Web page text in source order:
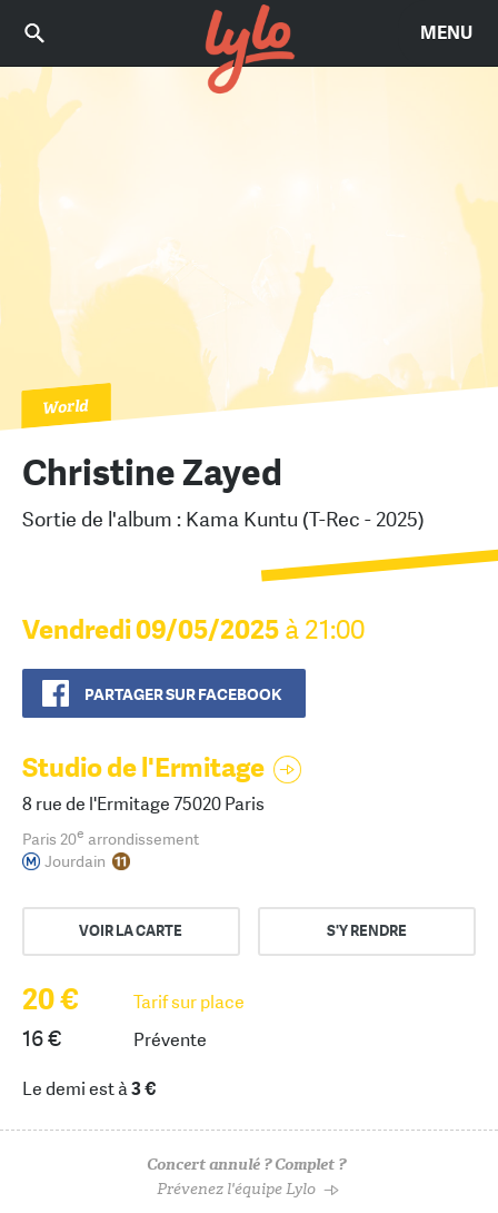
MENU
World
Christine Zayed
Sortie de l'album : Kama Kuntu (T-Rec - 2025)
Vendredi 09/05/2025 à 21:00
PARTAGER SUR FACEBOOK
Studio de l'Ermitage
8 rue de l'Ermitage 75020 Paris
Paris 20e arrondissement
Jourdain
VOIR LA CARTE S'Y RENDRE
20 € Tarif sur place
16 € Prévente
Le demi est à3 €
Concert annulé ? Complet ?
Prévenez l'équipe Lylo